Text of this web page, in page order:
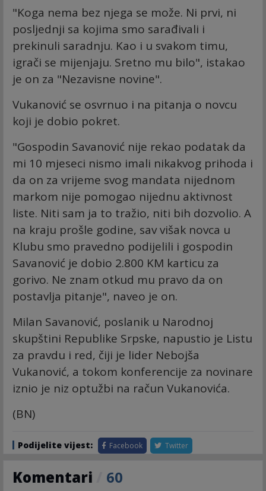
"Koga nema bez njega se može. Ni prvi, ni
posljednji sa kojima smo sarađivali i
prekinuli saradnju. Kao i u svakom timu,
igrači se mijenjaju. Sretno mu bilo", istakao
je on za "Nezavisne novine".
Vukanović se osvrnuo i na pitanja o novcu
koji je dobio pokret.
"Gospodin Savanović nije rekao podatak da
mi 10 mjeseci nismo imali nikakvog prihoda i
da on za vrijeme svog mandata nijednom
markom nije pomogao nijednu aktivnost
liste. Niti sam ja to tražio, niti bih dozvolio. A
na kraju prošle godine, sav višak novca u
Klubu smo pravedno podijelili i gospodin
Savanović je dobio 2.800 KM karticu za
gorivo. Ne znam otkud mu pravo da on
postavlja pitanje", naveo je on.
Milan Savanović, poslanik u Narodnoj
skupštini Republike Srpske, napustio je Listu
za pravdu i red, čiji je lider Nebojša
Vukanović, a tokom konferencije za novinare
iznio je niz optužbi na račun Vukanovića.
(BN)
Podijelite vijest: Facebook Twitter
Komentari 60